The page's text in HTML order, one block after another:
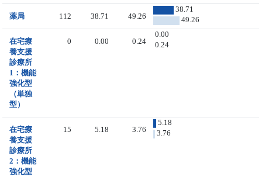
薬局 112 38.71 49.26
38.71
49.26
在宅療
養支援
診療所
1：機能
強化型
（単独
型）
0 0.00 0.24
0.00
0.24
在宅療
養支援
診療所
2：機能
強化型
15 5.18 3.76
5.18
3.76